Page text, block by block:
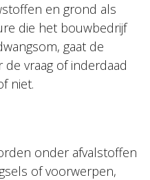
en grond als
die het bouwbedrijf
gaat de
vraag of inderdaad
niet.
onder afvalstoffen
of voorwerpen,